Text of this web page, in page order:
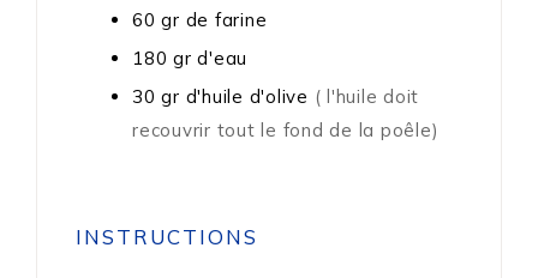
60 gr de farine
180 gr d'eau
30 gr d'huile d'olive ( l'huile doit
recouvrir tout le fond de la poêle)
INSTRUCTIONS